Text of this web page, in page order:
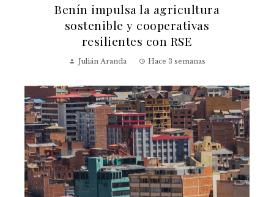
Benín impulsa la agricultura
sostenible y cooperativas
resilientes con RSE
Julián Aranda Hace 3 semanas